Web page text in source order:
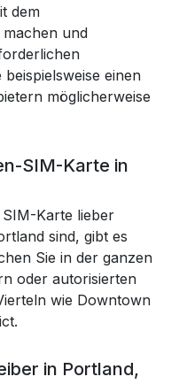
dem
und
einen
möglicherweise
SIM-Karte in
Karte lieber
sind, gibt es
Sie in der ganzen
oder autorisierten
wie Downtown
in Portland,